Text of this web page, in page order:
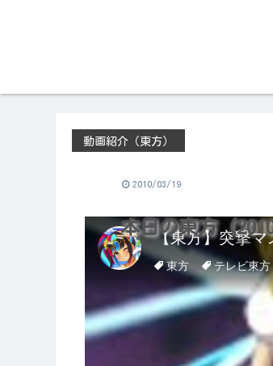
本日の東方（
動画紹介（東方）
2010/03/19